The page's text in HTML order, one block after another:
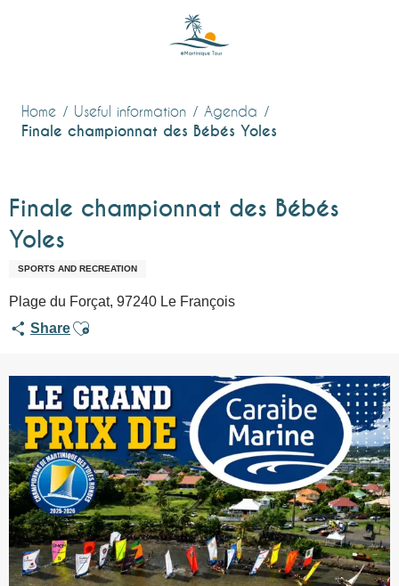
Home Useful information Agenda
Finale championnat des Bébés Yoles
Finale championnat des Bébés
Yoles
SPORTS AND RECREATION
Plage du Forçat, 97240 Le François
ShareAjouter aux favoris